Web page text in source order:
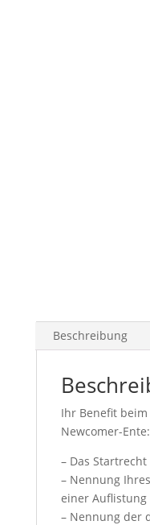
Beschreibung
Ihr Benefit
Newcomer-Ente:
– Das
– Nennung
einer
– Nennung der